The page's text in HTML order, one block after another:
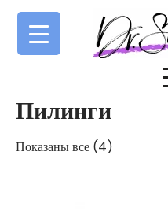
Перейти
содержимому
Пилинги
Показаны все (4)